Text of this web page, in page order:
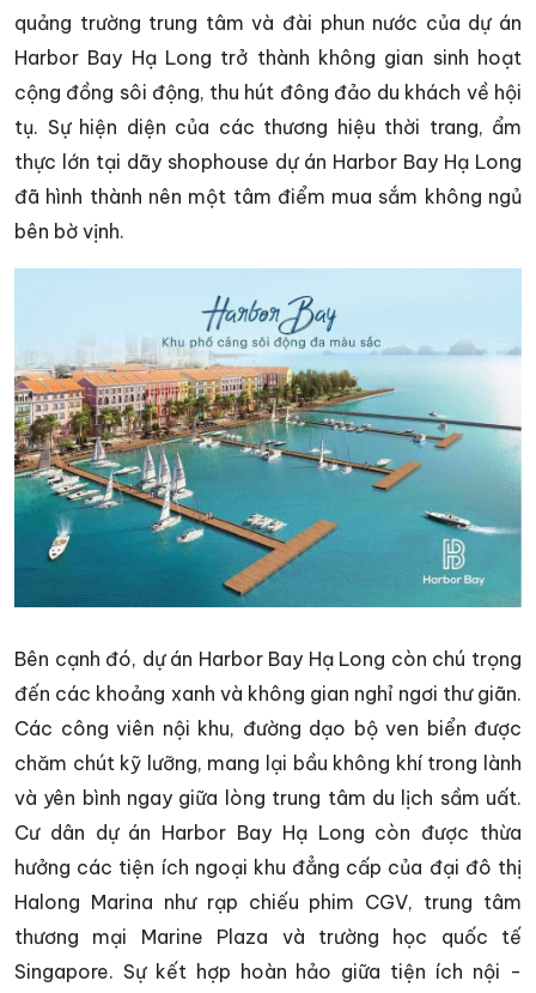
quảng trường trung tâm và đài phun nước của dự án
Harbor Bay Hạ Long trở thành không gian sinh hoạt
cộng đồng sôi động, thu hút đông đảo du khách về hội
tụ. Sự hiện diện của các thương hiệu thời trang, ẩm
thực lớn tại dãy shophouse dự án Harbor Bay Hạ Long
đã hình thành nên một tâm điểm mua sắm không ngủ
bên bờ vịnh.
Bên cạnh đó, dự án Harbor Bay Hạ Long còn chú trọng
đến các khoảng xanh và không gian nghỉ ngơi thư giãn.
Các công viên nội khu, đường dạo bộ ven biển được
chăm chút kỹ lưỡng, mang lại bầu không khí trong lành
và yên bình ngay giữa lòng trung tâm du lịch sầm uất.
Cư dân dự án Harbor Bay Hạ Long còn được thừa
hưởng các tiện ích ngoại khu đẳng cấp của đại đô thị
Halong Marina như rạp chiếu phim CGV, trung tâm
thương mại Marine Plaza và trường học quốc tế
Singapore. Sự kết hợp hoàn hảo giữa tiện ích nội -